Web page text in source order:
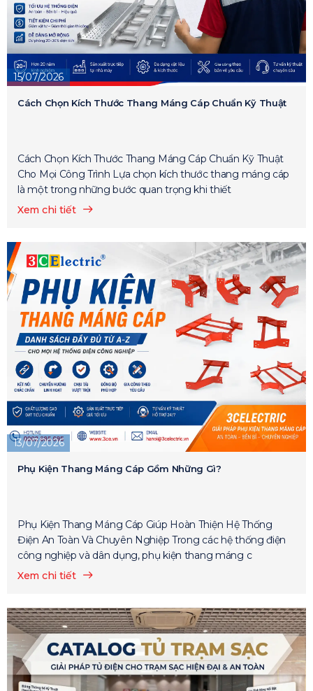
15/07/2026
Cách Chọn Kích Thước Thang Máng Cáp Chuẩn Kỹ Thuật
Cách Chọn Kích Thước Thang Máng Cáp Chuẩn Kỹ Thuật
Cho Mọi Công Trình Lựa chọn kích thước thang máng cáp
là một trong những bước quan trọng khi thiết
Xem chi tiết
13/07/2026
Phụ Kiện Thang Máng Cáp Gồm Những Gì?
Phụ Kiện Thang Máng Cáp Giúp Hoàn Thiện Hệ Thống
Điện An Toàn Và Chuyên Nghiệp Trong các hệ thống điện
công nghiệp và dân dụng, phụ kiện thang máng c
Xem chi tiết